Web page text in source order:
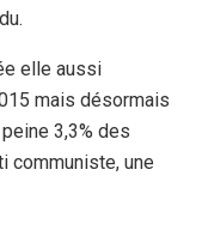
elle aussi
mais désormais
3,3% des
communiste, une